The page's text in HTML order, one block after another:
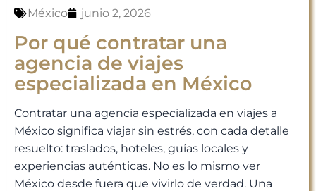
México junio 2, 2026
Por qué contratar una
agencia de viajes
especializada en México
Contratar una agencia especializada en viajes a
México significa viajar sin estrés, con cada detalle
resuelto: traslados, hoteles, guías locales y
experiencias auténticas. No es lo mismo ver
México desde fuera que vivirlo de verdad. Una